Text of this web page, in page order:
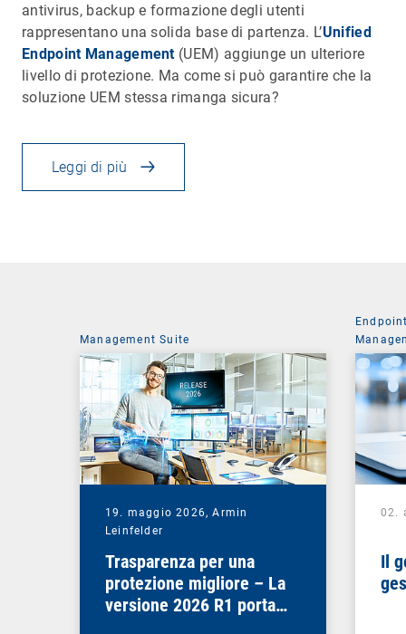
antivirus, backup e formazione degli utenti
rappresentano una solida base di partenza. L’Unified
Endpoint Management(UEM) aggiunge un ulteriore
livello di protezione. Ma come si può garantire che la
soluzione UEM stessa rimanga sicura?
Leggi di più
Management Suite
19. maggio 2026,Armin
Leinfelder
Trasparenza per una
protezione migliore – La
versione 2026 R1 porta
02.
Il